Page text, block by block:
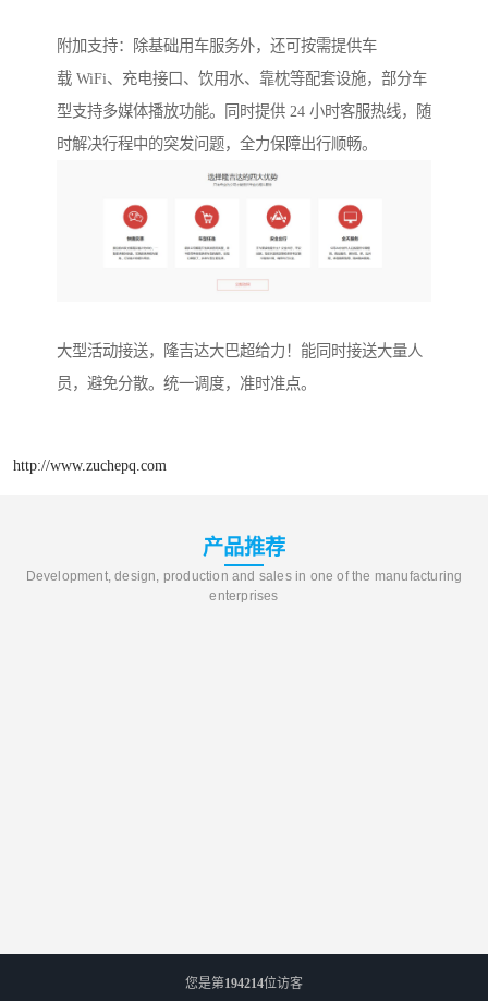
附加支持：除基础用车服务外，还可按需提供车
载 WiFi、充电接口、饮用水、靠枕等配套设施，部分车
型支持多媒体播放功能。同时提供 24 小时客服热线，随
时解决行程中的突发问题，全力保障出行顺畅。
大型活动接送，隆吉达大巴超给力！能同时接送大量人
员，避免分散。统一调度，准时准点。
http://www.zuchepq.com
产品推荐
Development, design, production and sales in one of the manufacturing
enterprises
您是第194214位访客